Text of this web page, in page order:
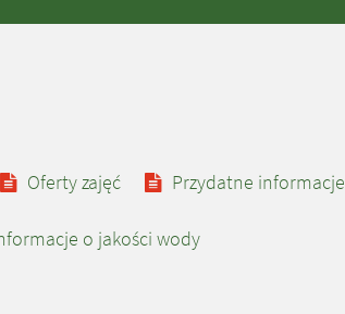
Oferty zajęć Przydatne informacje
o jakości wody